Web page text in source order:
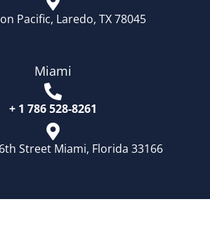
Pacific, Laredo, TX 78045
Miami
+ 1 786 528-8261
Street Miami, Florida 33166